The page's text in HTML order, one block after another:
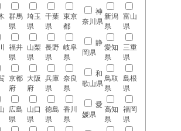
群馬
県
埼玉
県
千葉
県
東京
都
神
奈川県
新潟
県
富山
県
福井
県
山梨
県
長野
県
岐阜
県
静
岡県
愛知
県
三重
県
京都
府
大阪
府
兵庫
県
奈良
県
和
歌山県
鳥取
県
島根
県
広島
県
山口
県
徳島
県
香川
県
愛
媛県
高知
県
福岡
県